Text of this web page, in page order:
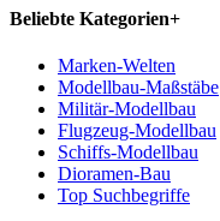
Beliebte Kategorien+
Marken-Welten
Modellbau-Maßstäbe
Militär-Modellbau
Flugzeug-Modellbau
Schiffs-Modellbau
Dioramen-Bau
Top Suchbegriffe